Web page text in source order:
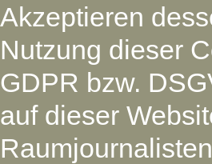
Akzeptieren
Nutzung dieser
GDPR bzw.
auf dieser